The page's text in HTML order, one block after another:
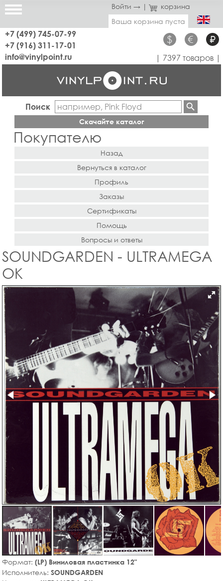
Войти → |
корзина
Ваша корзина пуста
+7 (499) 745-07-99
+7 (916) 311-17-01
$ € ₽
info@vinylpoint.ru | 7397 товаров |
Поиск
Скачайте каталог
Покупателю
Назад
Вернуться в каталог
Профиль
Заказы
Сертификаты
Помощь
Вопросы и ответы
SOUNDGARDEN - ULTRAMEGA
OK
Формат: (LP) Виниловая пластинка 12"
Исполнитель: SOUNDGARDEN